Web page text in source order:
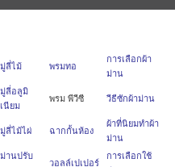
มู่ลี่ไม้ พรมทอ
การเลือกผ้า
ม่าน
มู่ลี่อลูมิ
เนียม
พรม พีวีซี วีธีซักผ้าม่าน
มู่ลี่ไม้ไผ่ ฉากกั้นห้อง
ผ้าที่นิยมทำผ้า
ม่าน
ม่านปรับ
วอลล์เปเปอร์
การเลือกใช้